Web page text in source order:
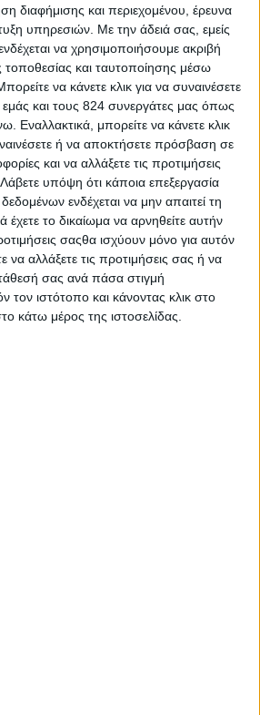
διαφήμισης και περιεχομένου, έρευνα
υπηρεσιών. Με την άδειά σας, εμείς
να χρησιμοποιήσουμε ακριβή
τοποθεσίας και ταυτοποίησης μέσω
να κάνετε κλικ για να συναινέσετε
και τους 824 συνεργάτες μας όπως
Εναλλακτικά, μπορείτε να κάνετε κλικ
ή να αποκτήσετε πρόσβαση σε
και να αλλάξετε τις προτιμήσεις
Λάβετε υπόψη ότι κάποια επεξεργασία
ενδέχεται να μην απαιτεί τη
το δικαίωμα να αρνηθείτε αυτήν
σαςθα ισχύουν μόνο για αυτόν
να αλλάξετε τις προτιμήσεις σας ή να
σας ανά πάσα στιγμή
τον ιστότοπο και κάνοντας κλικ στο
κάτω μέρος της ιστοσελίδας.
λίστα και ένα στυλό στηνκουζίνα . Ένας μικρός
επίσης να είναι χρήσιμος.
τρόφιμοστην κουζίνα, το σημειώνετε.
από φαινόμενο τύπου «..φτιάχνω ένα
το τάδε μυρωδικό ή τρόφιμο, πρέπει να
να το αγοράσει..».
θα γλιτώσετε από τονκόπο της
ή της εκ νέου επίσκεψης στο
λίστα» μιασυνήθειαγια όλους στο σπίτι!
μπορούν να βοηθηθούν!